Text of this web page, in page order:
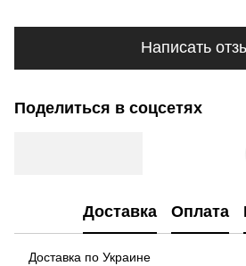
Написать
Поделиться в соцсетях
Доставка Оплата
Доставка по Украине